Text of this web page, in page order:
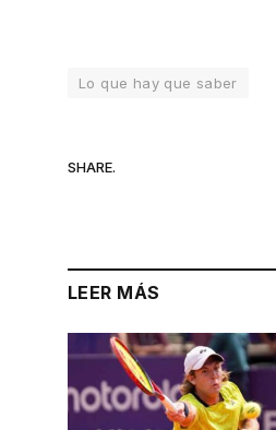
Lo que hay que saber
SHARE.
LEER MÁS